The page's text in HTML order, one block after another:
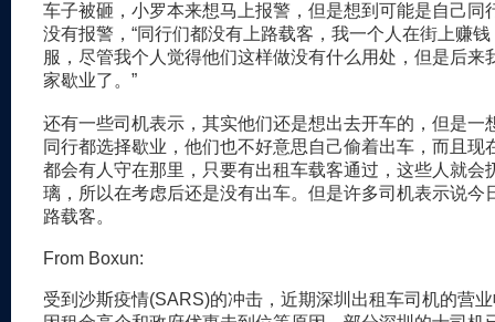
车子被砸，小罗本来想马上报警，但是想到可能是自己同
没有报警，“同行们都没有上路载客，我一个人在街上赚
服，尽管我个人觉得他们这样做没有什么用处，但是后来
家歇业了。”
还有一些司机表示，其实他们还是想出去开车的，但是一
同行都选择歇业，他们也不好意思自己偷着出车，而且现
都会有人守在那里，只要有出租车载客通过，这些人就会
璃，所以在考虑后还是没有出车。但是许多司机表示说今
路载客。
From Boxun:
受到沙斯疫情(SARS)的冲击，近期深圳出租车司机的营